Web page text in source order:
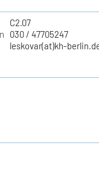
C2.07
030 / 47705247
leskovar(at)kh-